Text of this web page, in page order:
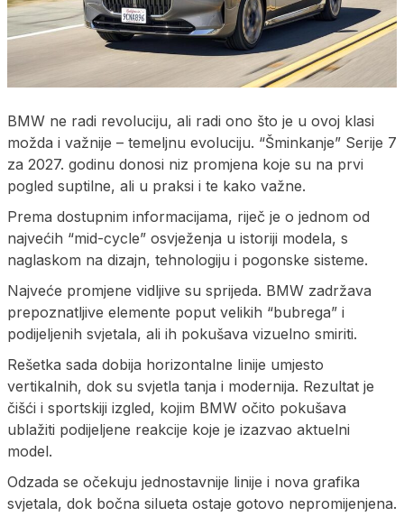
BMW ne radi revoluciju, ali radi ono što je u ovoj klasi
možda i važnije – temeljnu evoluciju. “Šminkanje” Serije 7
za 2027. godinu donosi niz promjena koje su na prvi
pogled suptilne, ali u praksi i te kako važne.
Prema dostupnim informacijama, riječ je o jednom od
najvećih “mid-cycle” osvježenja u istoriji modela, s
naglaskom na dizajn, tehnologiju i pogonske sisteme.
Najveće promjene vidljive su sprijeda. BMW zadržava
prepoznatljive elemente poput velikih “bubrega” i
podijeljenih svjetala, ali ih pokušava vizuelno smiriti.
Rešetka sada dobija horizontalne linije umjesto
vertikalnih, dok su svjetla tanja i modernija. Rezultat je
čišći i sportskiji izgled, kojim BMW očito pokušava
ublažiti podijeljene reakcije koje je izazvao aktuelni
model.
Odzada se očekuju jednostavnije linije i nova grafika
svjetala, dok bočna silueta ostaje gotovo nepromijenjena.